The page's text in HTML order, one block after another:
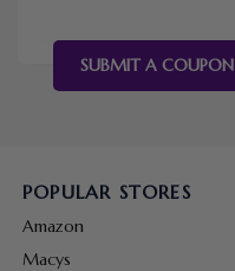
SUBMIT A COUPON
POPULAR STORES
Amazon
Macys